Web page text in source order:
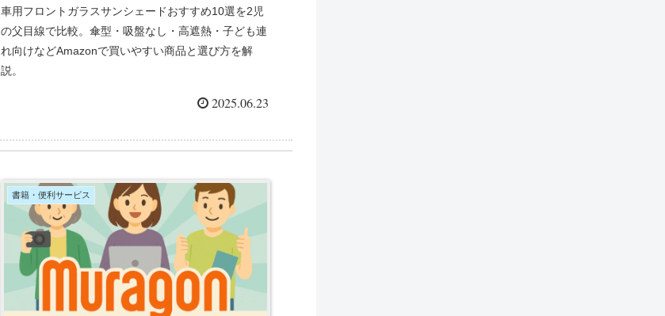
車用フロントガラスサンシェードおすすめ10選を2児
の父目線で比較。傘型・吸盤なし・高遮熱・子ども連
れ向けなどAmazonで買いやすい商品と選び方を解
説。
2025.06.23
書籍・便利サービス